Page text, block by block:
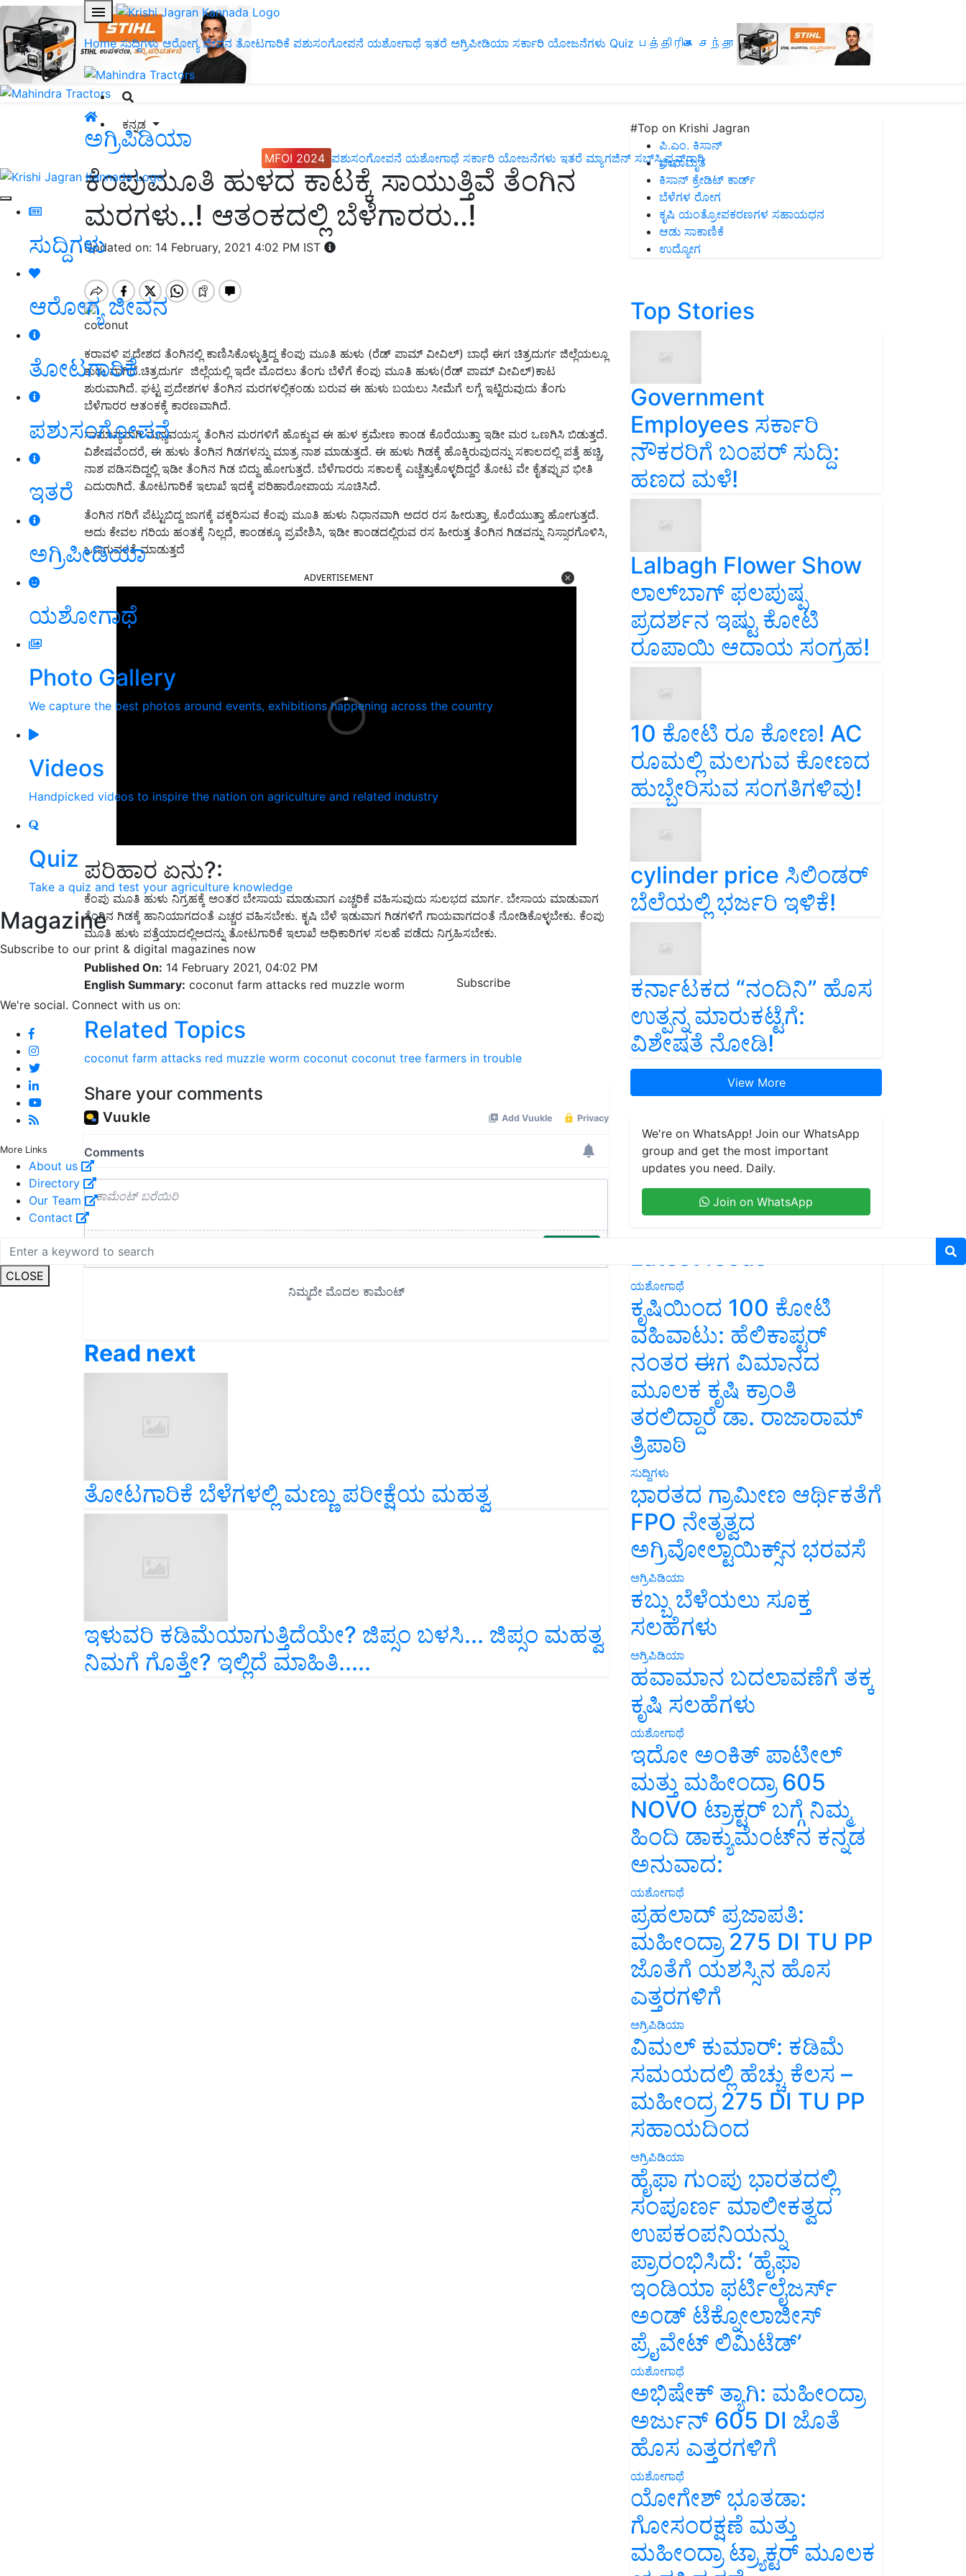
Home ಸುದ್ದಿಗಳು ಆರೋಗ್ಯ ಜೀವನ ತೋಟಗಾರಿಕೆ ಪಶುಸಂಗೋಪನೆ ಯಶೋಗಾಥೆ ಇತರೆ ಅಗ್ರಿಪೀಡಿಯಾ ಸರ್ಕಾರಿ ಯೋಜನೆಗಳು Quiz பத்திரிகை சந்தா
ಕನ್ನಡ
MFOI 2024 ಪಶುಸಂಗೋಪನೆ ಯಶೋಗಾಥೆ ಸರ್ಕಾರಿ ಯೋಜನೆಗಳು ಇತರೆ ಮ್ಯಾಗಜಿನ್‌ ಸಬ್‌ಸ್ಕ್ರಿಪ್ಷನ್‌ಗಾಗಿ
ಸುದ್ದಿಗಳು
ಆರೋಗ್ಯ ಜೀವನ
ತೋಟಗಾರಿಕೆ
ಪಶುಸಂಗೋಪನೆ
ಇತರೆ
ಅಗ್ರಿಪೀಡಿಯಾ
ಯಶೋಗಾಥೆ
Photo Gallery
We capture the best photos around events, exhibitions happening across the country
Videos
Handpicked videos to inspire the nation on agriculture and related industry
Quiz
Take a quiz and test your agriculture knowledge
Magazine
Subscribe to our print & digital magazines now
Subscribe
We're social. Connect with us on:
More Links
About us
Directory
Our Team
Contact
CLOSE
ಅಗ್ರಿಪಿಡಿಯಾ
ಕೆಂಪುಮೂತಿ ಹುಳದ ಕಾಟಕ್ಕೆ ಸಾಯುತ್ತಿವೆ ತೆಂಗಿನ
ಮರಗಳು..! ಆತಂಕದಲ್ಲಿ ಬೆಳೆಗಾರರು..!
Updated on: 14 February, 2021 4:02 PM IST
coconut
ಕರಾವಳಿ ಪ್ರದೇಶದ ತೆಂಗಿನಲ್ಲಿ ಕಾಣಿಸಿಕೊಳ್ಳುತ್ತಿದ್ದ ಕೆಂಪು ಮೂತಿ ಹುಳು (ರೆಡ್‌ ಪಾಮ್‌ ವೀವಿಲ್‌) ಬಾಧೆ ಈಗ ಚಿತ್ರದುರ್ಗ ಜಿಲ್ಲೆಯಲ್ಲೂ
ಶುರು ವಾಗಿದೆ.ಚಿತ್ರದುರ್ಗ ಜಿಲ್ಲೆಯಲ್ಲಿ ಇದೇ ಮೊದಲು ತೆಂಗು ಬೆಳೆಗೆ ಕೆಂಪು ಮೂತಿ ಹುಳು(ರೆಡ್‌ ಪಾಮ್‌ ವೀವಿಲ್‌)ಕಾಟ
ಶುರುವಾಗಿದೆ. ಘಟ್ಟ ಪ್ರದೇಶಗಳ ತೆಂಗಿನ ಮರಗಳಲ್ಲಿಕಂಡು ಬರುವ ಈ ಹುಳು ಬಯಲು ಸೀಮೆಗೆ ಲಗ್ಗೆ ಇಟ್ಟಿರುವುದು ತೆಂಗು
ಬೆಳೆಗಾರರ ಆತಂಕಕ್ಕೆ ಕಾರಣವಾಗಿದೆ.
ಸಾಮಾನ್ಯವಾಗಿ ಮಧ್ಯವಯಸ್ಕ ತೆಂಗಿನ ಮರಗಳಿಗೆ ಹೊಕ್ಕುವ ಈ ಹುಳ ಕ್ರಮೇಣ ಕಾಂಡ ಕೊರೆಯುತ್ತಾ ಇಡೀ ಮರ ಒಣಗಿಸಿ ಬಿಡುತ್ತದೆ.
ವಿಶೇಷವೆಂದರೆ, ಈ ಹುಳು ತೆಂಗಿನ ಗಿಡಗಳನ್ನು ಮಾತ್ರ ನಾಶ ಮಾಡುತ್ತದೆ. ಈ ಹುಳು ಗಿಡಕ್ಕೆ ಹೊಕ್ಕಿರುವುದನ್ನು ಸಕಾಲದಲ್ಲಿ ಪತ್ತೆ ಹಚ್ಚಿ,
ನಾಶ ಪಡಿಸದಿದ್ದಲ್ಲಿ ಇಡೀ ತೆಂಗಿನ ಗಿಡ ಬಿದ್ದು ಹೋಗುತ್ತದೆ. ಬೆಳೆಗಾರರು ಸಕಾಲಕ್ಕೆ ಎಚ್ಚೆತ್ತುಕೊಳ್ಳದಿದ್ದರೆ ತೋಟ ವೇ ಕೈತಪ್ಪುವ ಭೀತಿ
ಎದುರಾಗಿದೆ. ತೋಟಗಾರಿಕೆ ಇಲಾಖೆ ಇದಕ್ಕೆ ಪರಿಹಾರೋಪಾಯ ಸೂಚಿಸಿದೆ.
ತೆಂಗಿನ ಗರಿಗೆ ಪೆಟ್ಟುಬಿದ್ದ ಜಾಗಕ್ಕೆ ವಕ್ಕರಿಸುವ ಕೆಂಪು ಮೂತಿ ಹುಳು ನಿಧಾನವಾಗಿ ಅದರ ರಸ ಹೀರುತ್ತಾ, ಕೊರೆಯುತ್ತಾ ಹೋಗುತ್ತದೆ.
ಅದು ಕೇವಲ ಗರಿಯ ಹಂತಕ್ಕೆ ನಿಲ್ಲದೆ, ಕಾಂಡಕ್ಕೂ ಪ್ರವೇಶಿಸಿ, ಇಡೀ ಕಾಂಡದಲ್ಲಿರುವ ರಸ ಹೀರುತ್ತ ತೆಂಗಿನ ಗಿಡವನ್ನು ನಿಸ್ಸಾರಗೊಳಿಸಿ,
ಒಣಗುವಂತೆ ಮಾಡುತ್ತದೆ
ADVERTISEMENT
ಪರಿಹಾರ ಏನು?:
ಕೆಂಪು ಮೂತಿ ಹುಳು ನಿಗ್ರಹಕ್ಕೆ ಅಂತರ ಬೇಸಾಯ ಮಾಡುವಾಗ ಎಚ್ಚರಿಕೆ ವಹಿಸುವುದು ಸುಲಭದ ಮಾರ್ಗ. ಬೇಸಾಯ ಮಾಡುವಾಗ
ತೆಂಗಿನ ಗಿಡಕ್ಕೆ ಹಾನಿಯಾಗದಂತೆ ಎಚ್ಚರ ವಹಿಸಬೇಕು. ಕೃಷಿ ಬೆಳೆ ಇಡುವಾಗ ಗಿಡಗಳಿಗೆ ಗಾಯವಾಗದಂತೆ ನೋಡಿಕೊಳ್ಳಬೇಕು. ಕೆಂಪು
ಮೂತಿ ಹುಳು ಪತ್ತೆಯಾದಲ್ಲಿಅದನ್ನು ತೋಟಗಾರಿಕೆ ಇಲಾಖೆ ಅಧಿಕಾರಿಗಳ ಸಲಹೆ ಪಡೆದು ನಿಗ್ರಹಿಸಬೇಕು.
Published On: 14 February 2021, 04:02 PM
English Summary: coconut farm attacks red muzzle worm
Related Topics
coconut farm attacks red muzzle worm coconut coconut tree farmers in trouble
Share your comments
Read next
ತೋಟಗಾರಿಕೆ ಬೆಳೆಗಳಲ್ಲಿ ಮಣ್ಣು ಪರೀಕ್ಷೆಯ ಮಹತ್ವ
ಇಳುವರಿ ಕಡಿಮೆಯಾಗುತ್ತಿದೆಯೇ? ಜಿಪ್ಸಂ ಬಳಸಿ... ಜಿಪ್ಸಂ ಮಹತ್ವ
ನಿಮಗೆ ಗೊತ್ತೇ? ಇಲ್ಲಿದೆ ಮಾಹಿತಿ.....
#Top on Krishi Jagran
ಪಿ.ಎಂ. ಕಿಸಾನ್
ಜೀವಾಮೃತ
ಕಿಸಾನ್ ಕ್ರೇಡಿಟ್ ಕಾರ್ಡ್
ಬೆಳೆಗಳ ರೋಗ
ಕೃಷಿ ಯಂತ್ರೋಪಕರಣಗಳ ಸಹಾಯಧನ
ಆಡು ಸಾಕಾಣಿಕೆ
ಉದ್ಯೋಗ
Top Stories
Government
Employees ಸರ್ಕಾರಿ
ನೌಕರರಿಗೆ ಬಂಪರ್‌ ಸುದ್ದಿ:
ಹಣದ ಮಳೆ!
Lalbagh Flower Show
ಲಾಲ್‌ಬಾಗ್ ಫಲಪುಷ್ಪ
ಪ್ರದರ್ಶನ ಇಷ್ಟು ಕೋಟಿ
ರೂಪಾಯಿ ಆದಾಯ ಸಂಗ್ರಹ!
10 ಕೋಟಿ ರೂ ಕೋಣ! AC
ರೂಮಲ್ಲಿ ಮಲಗುವ ಕೋಣದ
ಹುಬ್ಬೇರಿಸುವ ಸಂಗತಿಗಳಿವು!
cylinder price ಸಿಲಿಂಡರ್‌
ಬೆಲೆಯಲ್ಲಿ ಭರ್ಜರಿ ಇಳಿಕೆ!
ಕರ್ನಾಟಕದ “ನಂದಿನಿ” ಹೊಸ
ಉತ್ಪನ್ನ ಮಾರುಕಟ್ಟೆಗೆ:
ವಿಶೇಷತೆ ನೋಡಿ!
View More
We're on WhatsApp! Join our WhatsApp
group and get the most important
updates you need. Daily.
Join on WhatsApp
Latest feeds
ಯಶೋಗಾಥೆ
ಕೃಷಿಯಿಂದ 100 ಕೋಟಿ
ವಹಿವಾಟು: ಹೆಲಿಕಾಪ್ಟರ್
ನಂತರ ಈಗ ವಿಮಾನದ
ಮೂಲಕ ಕೃಷಿ ಕ್ರಾಂತಿ
ತರಲಿದ್ದಾರೆ ಡಾ. ರಾಜಾರಾಮ್
ತ್ರಿಪಾಠಿ
ಸುದ್ದಿಗಳು
ಭಾರತದ ಗ್ರಾಮೀಣ ಆರ್ಥಿಕತೆಗೆ
FPO ನೇತೃತ್ವದ
ಅಗ್ರಿವೋಲ್ಟಾಯಿಕ್ಸ್‌ನ ಭರವಸೆ
ಅಗ್ರಿಪಿಡಿಯಾ
ಕಬ್ಬು ಬೆಳೆಯಲು ಸೂಕ್ತ
ಸಲಹೆಗಳು
ಅಗ್ರಿಪಿಡಿಯಾ
ಹವಾಮಾನ ಬದಲಾವಣೆಗೆ ತಕ್ಕ
ಕೃಷಿ ಸಲಹೆಗಳು
ಯಶೋಗಾಥೆ
ಇದೋ ಅಂಕಿತ್ ಪಾಟೀಲ್
ಮತ್ತು ಮಹೀಂದ್ರಾ 605
NOVO ಟ್ರಾಕ್ಟರ್ ಬಗ್ಗೆ ನಿಮ್ಮ
ಹಿಂದಿ ಡಾಕ್ಯುಮೆಂಟ್‌ನ ಕನ್ನಡ
ಅನುವಾದ:
ಯಶೋಗಾಥೆ
ಪ್ರಹಲಾದ್ ಪ್ರಜಾಪತಿ:
ಮಹೀಂದ್ರಾ 275 DI TU PP
ಜೊತೆಗೆ ಯಶಸ್ಸಿನ ಹೊಸ
ಎತ್ತರಗಳಿಗೆ
ಅಗ್ರಿಪಿಡಿಯಾ
ವಿಮಲ್ ಕುಮಾರ್: ಕಡಿಮೆ
ಸಮಯದಲ್ಲಿ ಹೆಚ್ಚು ಕೆಲಸ –
ಮಹೀಂದ್ರ 275 DI TU PP
ಸಹಾಯದಿಂದ
ಅಗ್ರಿಪಿಡಿಯಾ
ಹೈಫಾ ಗುಂಪು ಭಾರತದಲ್ಲಿ
ಸಂಪೂರ್ಣ ಮಾಲೀಕತ್ವದ
ಉಪಕಂಪನಿಯನ್ನು
ಪ್ರಾರಂಭಿಸಿದೆ: ‘ಹೈಫಾ
ಇಂಡಿಯಾ ಫರ್ಟಿಲೈಜರ್ಸ್
ಅಂಡ್ ಟೆಕ್ನೋಲಾಜೀಸ್
ಪ್ರೈವೇಟ್ ಲಿಮಿಟೆಡ್’
ಯಶೋಗಾಥೆ
ಅಭಿಷೇಕ್ ತ್ಯಾಗಿ: ಮಹೀಂದ್ರಾ
ಅರ್ಜುನ್ 605 DI ಜೊತೆ
ಹೊಸ ಎತ್ತರಗಳಿಗೆ
ಯಶೋಗಾಥೆ
ಯೋಗೇಶ್ ಭೂತಡಾ:
ಗೋಸಂರಕ್ಷಣೆ ಮತ್ತು
ಮಹೀಂದ್ರಾ ಟ್ರ್ಯಾಕ್ಟರ್ ಮೂಲಕ